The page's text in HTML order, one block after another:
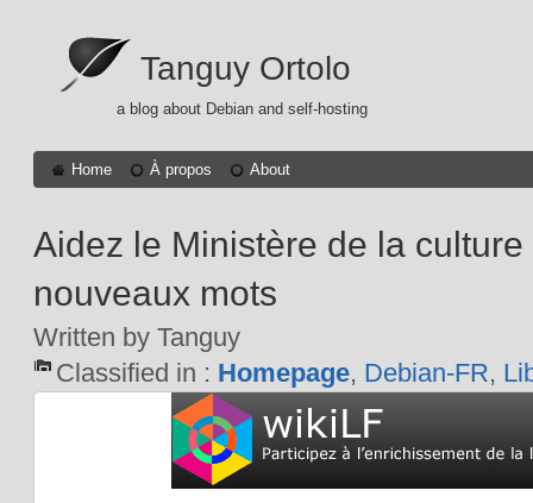
Tanguy Ortolo
a blog about Debian and self-hosting
Home À propos About
Aidez le Ministère de la
nouveaux mots
Written by Tanguy
Classified in : Homepage, Debian-FR,